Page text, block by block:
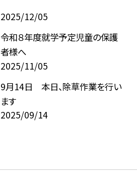
2025/12/05
令和８年度就学予定児童の保護
者様へ
2025/11/05
9月14日 本日、除草作業を行い
ます
2025/09/14